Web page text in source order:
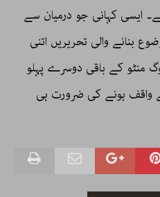
ایسی کہانی جو درمیان سے
بنانے والی تحریریں اتنی
منٹو کے باقی دوسرے پہلو
واقف ہونے کی ضرورت ہی